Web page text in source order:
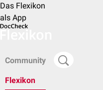
Das Flexikon
als App
Community
Flexikon